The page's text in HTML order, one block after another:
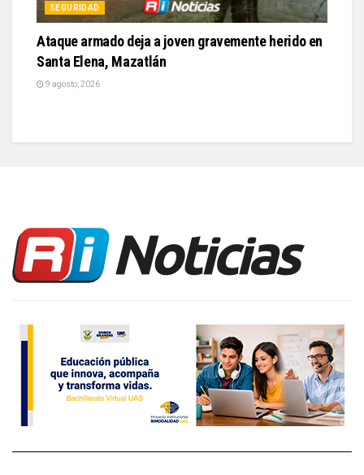
SEGURIDAD
Ataque armado deja a joven gravemente herido en
Santa Elena, Mazatlán
9 agosto, 2026